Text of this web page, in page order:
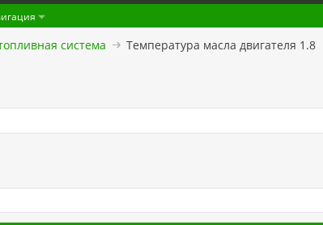
система Температура масла двигателя 1.8